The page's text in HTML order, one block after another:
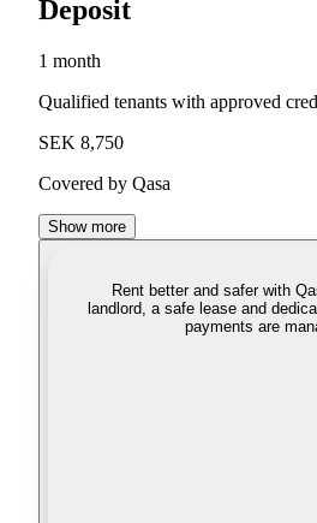
Deposit
1 month
Qualified tenants with approved
SEK 8,750
Covered by Qasa
Show more
Rent better and safer with
landlord, a safe lease and
payments are